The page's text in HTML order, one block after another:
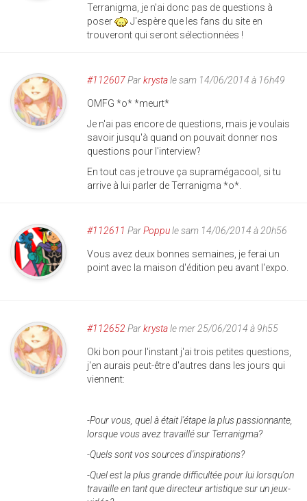
Terranigma, je n'ai donc pas de questions à
poser
J'espère que les fans du site en
trouveront qui seront sélectionnées !
#112607Parkrystale sam 14/06/2014 à 16h49
OMFG *o* *meurt*
Je n'ai pas encore de questions, mais je voulais
savoir jusqu'à quand on pouvait donner nos
questions pour l'interview?
En tout cas je trouve ça supramégacool, si tu
arrive à lui parler de Terranigma *o*.
#112611 ParPoppule sam 14/06/2014 à 20h56
Vous avez deux bonnes semaines, je ferai un
point avec la maison d'édition peu avant l'expo.
#112652 Parkrystale mer 25/06/2014 à 9h55
Oki bon pour l'instant j'ai trois petites questions,
j'en aurais peut-être d'autres dans les jours qui
viennent:
-Pour vous, quel à était l'étape la plus passionnante,
lorsque vous avez travaillé sur Terranigma?
-Quels sont vos sources d'inspirations?
-Quel est la plus grande difficultée pour lui lorsqu'on
travaille en tant que directeur artistique sur un jeux-